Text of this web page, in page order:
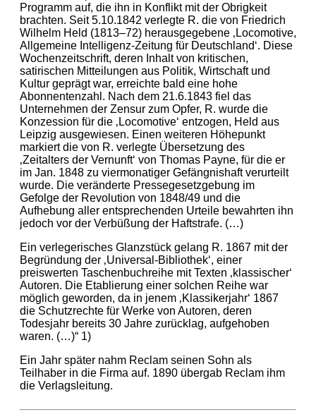
Programm auf, die ihn in Konflikt mit der Obrigkeit
brachten. Seit 5.10.1842 verlegte R. die von Friedrich
Wilhelm Held (1813–72) herausgegebene ‚Locomotive,
Allgemeine Intelligenz-Zeitung für Deutschland‘. Diese
Wochenzeitschrift, deren Inhalt von kritischen,
satirischen Mitteilungen aus Politik, Wirtschaft und
Kultur geprägt war, erreichte bald eine hohe
Abonnentenzahl. Nach dem 21.6.1843 fiel das
Unternehmen der Zensur zum Opfer, R. wurde die
Konzession für die ‚Locomotive‘ entzogen, Held aus
Leipzig ausgewiesen. Einen weiteren Höhepunkt
markiert die von R. verlegte Übersetzung des
‚Zeitalters der Vernunft‘ von Thomas Payne, für die er
im Jan. 1848 zu viermonatiger Gefängnishaft verurteilt
wurde. Die veränderte Pressegesetzgebung im
Gefolge der Revolution von 1848/49 und die
Aufhebung aller entsprechenden Urteile bewahrten ihn
jedoch vor der Verbüßung der Haftstrafe. (…)
Ein verlegerisches Glanzstück gelang R. 1867 mit der
Begründung der ‚Universal-Bibliothek‘, einer
preiswerten Taschenbuchreihe mit Texten ‚klassischer‘
Autoren. Die Etablierung einer solchen Reihe war
möglich geworden, da in jenem ‚Klassikerjahr‘ 1867
die Schutzrechte für Werke von Autoren, deren
Todesjahr bereits 30 Jahre zurücklag, aufgehoben
waren. (…)“ 1)
Ein Jahr später nahm Reclam seinen Sohn als
Teilhaber in die Firma auf. 1890 übergab Reclam ihm
die Verlagsleitung.